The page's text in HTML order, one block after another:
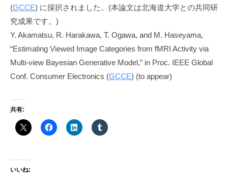
a
(GCCE) に採択されました。(本論文は北海道大学との共同研
究成果です。)
Y. Akamatsu, R. Harakawa, T. Ogawa, and M. Haseyama,
“Estimating Viewed Image Categories from fMRI Activity via
Multi-view Bayesian Generative Model,” in Proc. IEEE Global
Conf. Consumer Electronics (GCCE) (to appear)
共有:
いいね: